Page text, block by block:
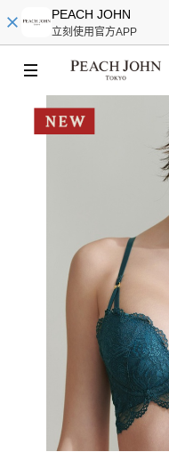
PEACH JOHN
立刻使用官方APP